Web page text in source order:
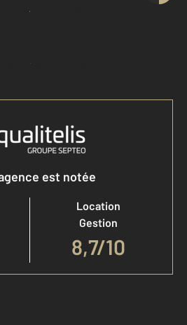
une estimation
à mon compte
est notée
Location
Gestion
8,7/10